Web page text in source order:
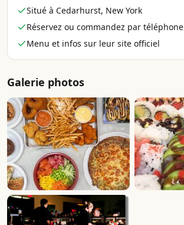
Situé à Cedarhurst, New York
Réservez ou commandez par téléphone
Menu et infos sur leur site officiel
Galerie photos